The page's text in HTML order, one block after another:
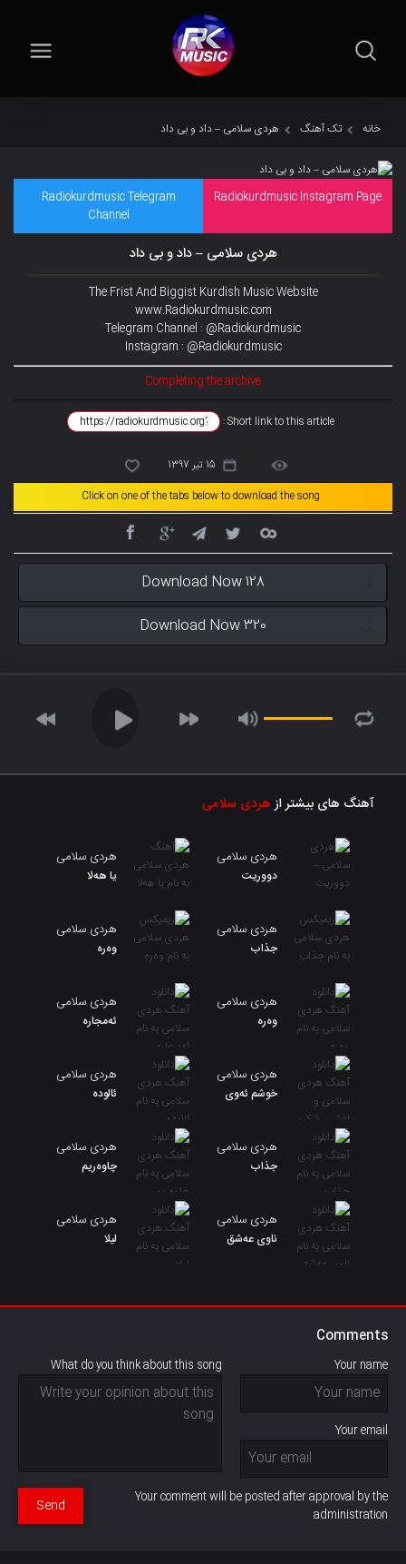
خانه تک آهنگ هردی سلامی – داد و بی داد
Radiokurdmusic Instagram Page
Radiokurdmusic Telegram
Channel
هردی سلامی – داد و بی داد
The Frist And Biggist Kurdish Music Website
www.Radiokurdmusic.com
Telegram Channel : @Radiokurdmusic
Instagram : @Radiokurdmusic
Completing the archive
Short link to this article :
15 تیر 1397
Click on one of the tabs below to download the song
Download Now 128
Download Now 320
آهنگ های بیشتر ازهردی سلامی
هردی سلامی
دووریت
هردی سلامی
یا هەلا
هردی سلامی
جذاب
هردی سلامی
وەرە
هردی سلامی
وەرە
هردی سلامی
ئەمجارە
هردی سلامی
خوشم ئەوی
هردی سلامی
ئالوده
هردی سلامی
جذاب
هردی سلامی
چاوەریم
هردی سلامی
ناوی عەشق
هردی سلامی
لیلا
Comments
Your name
Your email
What do you think about this song
Your comment will be posted after approval by the
administration
Send